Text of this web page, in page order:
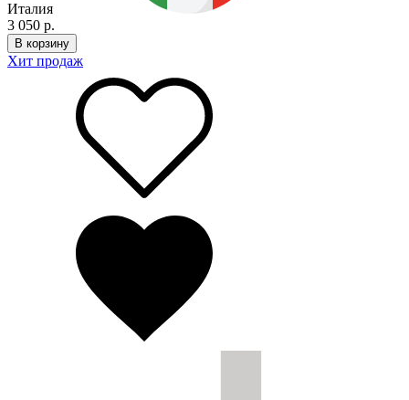
Италия
3 050 р.
В корзину
Хит продаж